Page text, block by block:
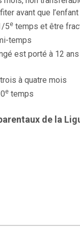
avant que
5e temps et être
temps
est porté à 12
à quatre mois
e temps
de la